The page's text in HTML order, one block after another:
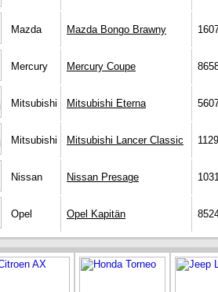
Mazda Mazda Bongo Brawny
Mercury Mercury Coupe
Mitsubishi Mitsubishi Eterna
Mitsubishi Mitsubishi Lancer Classic
Nissan Nissan Presage
Opel Opel Kapitän